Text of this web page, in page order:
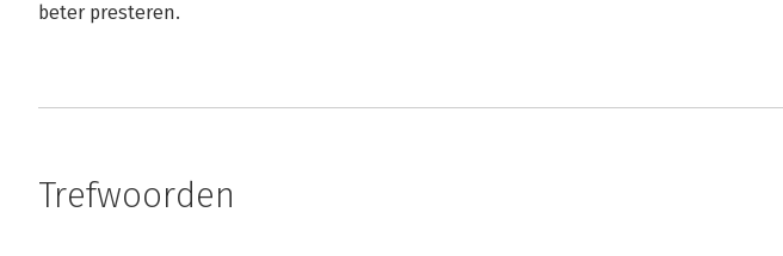
beter presteren.
Trefwoorden